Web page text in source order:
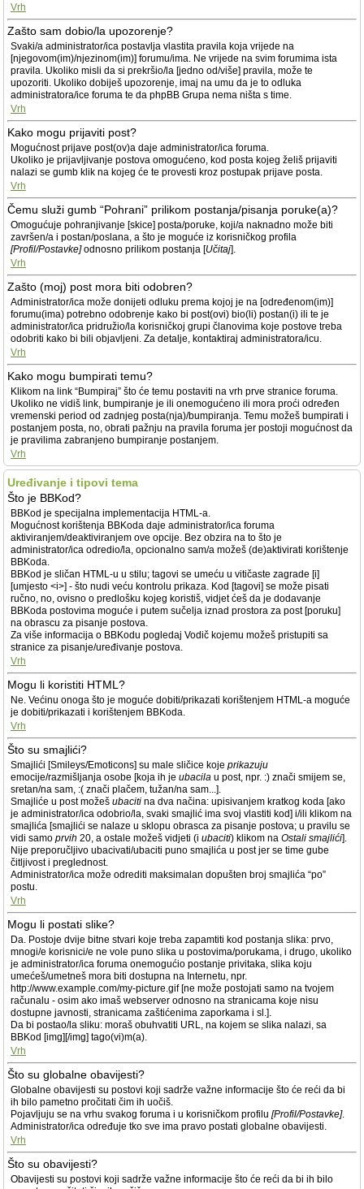
Vrh
Zašto sam dobio/la upozorenje?
Svaki/a administrator/ica postavlja vlastita pravila koja vrijede na
[njegovom(im)/njezinom(im)] forumu/ima. Ne vrijede na svim forumima ista
pravila. Ukoliko misli da si prekršio/la [jedno od/više] pravila, može te
upozoriti. Ukoliko dobiješ upozorenje, imaj na umu da je to odluka
administratora/ice foruma te da phpBB Grupa nema ništa s time.
Vrh
Kako mogu prijaviti post?
Mogućnost prijave post(ov)a daje administrator/ica foruma.
Ukoliko je prijavljivanje postova omogućeno, kod posta kojeg želiš prijaviti
nalazi se gumb klik na kojeg će te provesti kroz postupak prijave posta.
Vrh
Čemu služi gumb “Pohrani” prilikom postanja/pisanja poruke(a)?
Omogućuje pohranjivanje [skice] posta/poruke, koji/a naknadno može biti
završen/a i postan/poslana, a što je moguće iz korisničkog profila
[Profil/Postavke]odnosno prilikom postanja [Učitaj].
Vrh
Zašto (moj) post mora biti odobren?
Administrator/ica može donijeti odluku prema kojoj je na [određenom(im)]
forumu(ima) potrebno odobrenje kako bi post(ovi) bio(li) postan(i) ili te je
administrator/ica pridružio/la korisničkoj grupi članovima koje postove treba
odobriti kako bi bili objavljeni. Za detalje, kontaktiraj administratora/icu.
Vrh
Kako mogu bumpirati temu?
Klikom na link “Bumpiraj” što će temu postaviti na vrh prve stranice foruma.
Ukoliko ne vidiš link, bumpiranje je ili onemogućeno ili mora proći određen
vremenski period od zadnjeg posta(nja)/bumpiranja. Temu možeš bumpirati i
postanjem posta, no, obrati pažnju na pravila foruma jer postoji mogućnost da
je pravilima zabranjeno bumpiranje postanjem.
Vrh
Uređivanje i tipovi tema
Što je BBKod?
BBKod je specijalna implementacija HTML-a.
Mogućnost korištenja BBKoda daje administrator/ica foruma
aktiviranjem/deaktiviranjem ove opcije. Bez obzira na to što je
administrator/ica odredio/la, opcionalno sam/a možeš (de)aktivirati korištenje
BBKoda.
BBKod je sličan HTML-u u stilu; tagovi se umeću u vitičaste zagrade [i]
[umjesto <i>] - što nudi veću kontrolu prikaza. Kod [tagovi] se može pisati
ručno, no, ovisno o predlošku kojeg koristiš, vidjet ćeš da je dodavanje
BBKoda postovima moguće i putem sučelja iznad prostora za post [poruku]
na obrascu za pisanje postova.
Za više informacija o BBKodu pogledaj Vodič kojemu možeš pristupiti sa
stranice za pisanje/uređivanje postova.
Vrh
Mogu li koristiti HTML?
Ne. Većinu onoga što je moguće dobiti/prikazati korištenjem HTML-a moguće
je dobiti/prikazati i korištenjem BBKoda.
Vrh
Što su smajlići?
Smajlići [Smileys/Emoticons] su male sličice koje prikazuju
emocije/razmišljanja osobe [koja ih je ubacila u post, npr. :) znači smijem se,
sretan/na sam, :( znači plačem, tužan/na sam...].
Smajliće u post možeš ubaciti na dva načina: upisivanjem kratkog koda [ako
je administrator/ica odobrio/la, svaki smajlić ima svoj vlastiti kod] i/ili klikom na
smajlića [smajlići se nalaze u sklopu obrasca za pisanje postova; u pravilu se
vidi samo prvih 20, a ostale možeš vidjeti (i ubaciti) klikom na Ostali smajlići].
Nije preporučljivo ubacivati/ubaciti puno smajlića u post jer se time gube
čitljivost i preglednost.
Administrator/ica može odrediti maksimalan dopušten broj smajlića “po”
postu.
Vrh
Mogu li postati slike?
Da. Postoje dvije bitne stvari koje treba zapamtiti kod postanja slika: prvo,
mnogi/e korisnici/e ne vole puno slika u postovima/porukama, i drugo, ukoliko
je administrator/ica foruma onemogućio postanje privitaka, slika koju
umećeš/umetneš mora biti dostupna na Internetu, npr.
http://www.example.com/my-picture.gif [ne može postojati samo na tvojem
računalu - osim ako imaš webserver odnosno na stranicama koje nisu
dostupne javnosti, stranicama zaštićenima zaporkama i sl.].
Da bi postao/la sliku: moraš obuhvatiti URL, na kojem se slika nalazi, sa
BBKod [img][/img] tago(vi)m(a).
Vrh
Što su globalne obavijesti?
Globalne obavijesti su postovi koji sadrže važne informacije što će reći da bi
ih bilo pametno pročitati čim ih uočiš.
Pojavljuju se na vrhu svakog foruma i u korisničkom profilu [Profil/Postavke].
Administrator/ica određuje tko sve ima pravo postati globalne obavijesti.
Vrh
Što su obavijesti?
Obavijesti su postovi koji sadrže važne informacije što će reći da bi ih bilo